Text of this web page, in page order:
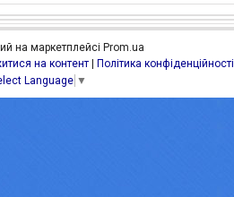
на маркетплейсі Prom.ua
на контент
Політика конфіденційності
Language ▼